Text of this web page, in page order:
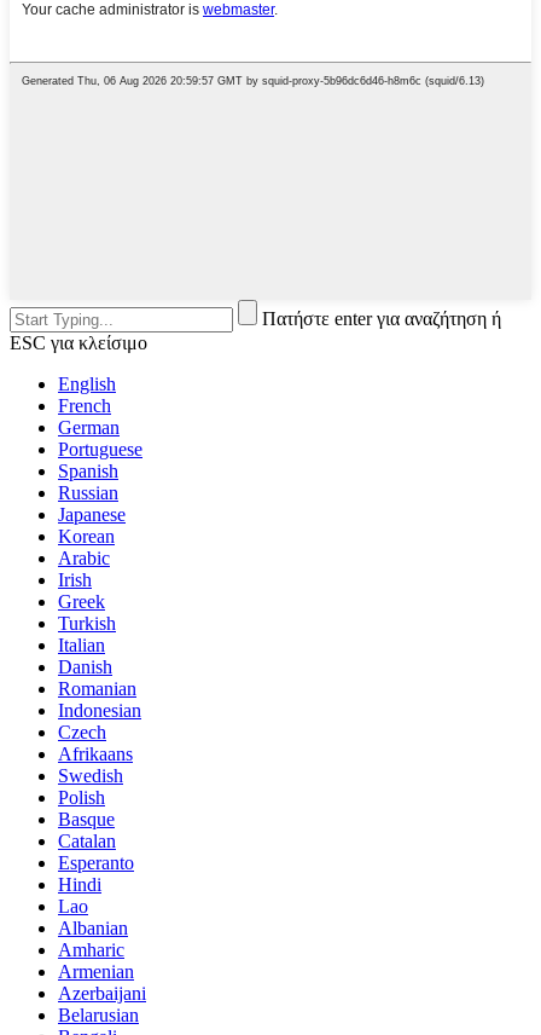
Πατήστε enter για αναζήτηση ή
ESC για κλείσιμο
English
French
German
Portuguese
Spanish
Russian
Japanese
Korean
Arabic
Irish
Greek
Turkish
Italian
Danish
Romanian
Indonesian
Czech
Afrikaans
Swedish
Polish
Basque
Catalan
Esperanto
Hindi
Lao
Albanian
Amharic
Armenian
Azerbaijani
Belarusian